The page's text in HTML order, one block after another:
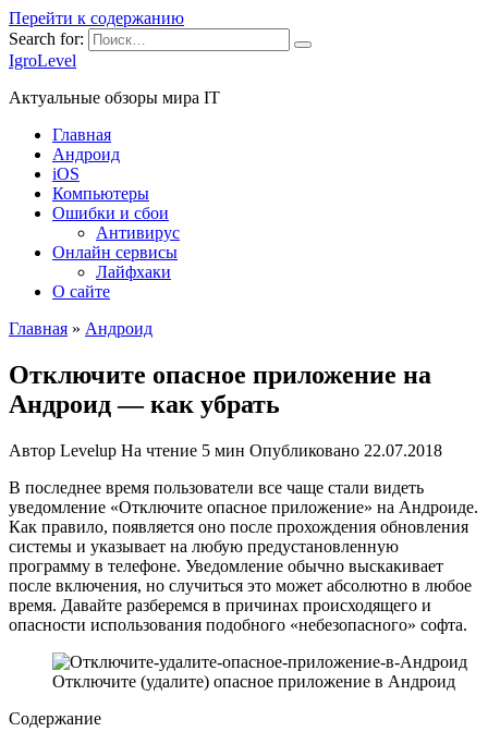
Перейти к содержанию
Search for:
IgroLevel
Актуальные обзоры мира IT
Главная
Андроид
iOS
Компьютеры
Ошибки и сбои
Антивирус
Онлайн сервисы
Лайфхаки
О сайте
Главная » Андроид
Отключите опасное приложение на
Андроид — как убрать
Автор Levelup На чтение 5 мин Опубликовано 22.07.2018
В последнее время пользователи все чаще стали видеть
уведомление «Отключите опасное приложение» на Андроиде.
Как правило, появляется оно после прохождения обновления
системы и указывает на любую предустановленную
программу в телефоне. Уведомление обычно выскакивает
после включения, но случиться это может абсолютно в любое
время. Давайте разберемся в причинах происходящего и
опасности использования подобного «небезопасного» софта.
Отключите (удалите) опасное приложение в Андроид
Содержание